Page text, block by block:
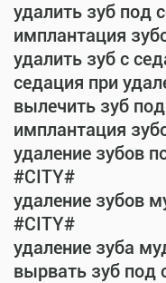
удалить зуб под
имплантация
удалить зуб с
седация при
вылечить зуб
имплантация
удаление зубов
#CITY#
удаление зубов
#CITY#
удаление зуба
вырвать зуб под